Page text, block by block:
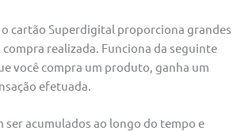
cartão Superdigital proporciona grandes
compra realizada. Funciona da seguinte
você compra um produto, ganha um
efetuada.
ser acumulados ao longo do tempo e